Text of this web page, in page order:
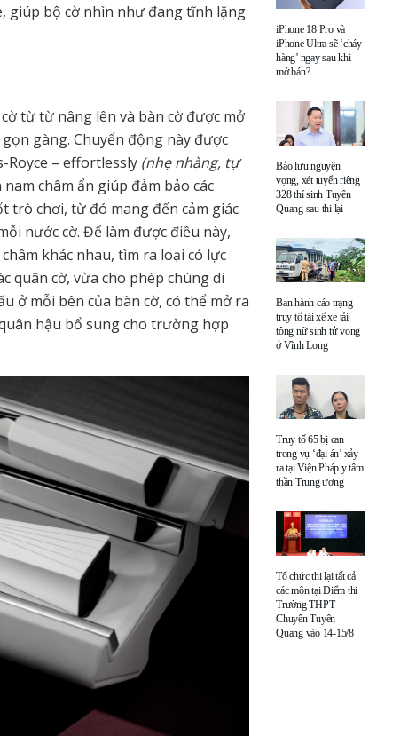
giúp bộ cờ nhìn như đang tĩnh lặng
từ từ nâng lên và bàn cờ được mở
gàng. Chuyển động này được
Royce – effortlessly (nhẹ nhàng, tự
châm ẩn giúp đảm bảo các
trò chơi, từ đó mang đến cảm giác
nước cờ. Để làm được điều này,
khác nhau, tìm ra loại có lực
quân cờ, vừa cho phép chúng di
ở mỗi bên của bàn cờ, có thể mở ra
hậu bổ sung cho trường hợp
iPhone 18 Pro và
iPhone Ultra sẽ ‘cháy
hàng’ ngay sau khi
mở bán?
Bảo lưu nguyện
vọng, xét tuyển riêng
328 thí sinh Tuyên
Quang sau thi lại
Ban hành cáo trạng
truy tố tài xế xe tải
tông nữ sinh tử vong
ở Vĩnh Long
Truy tố 65 bị can
trong vụ ‘đại án’ xảy
ra tại Viện Pháp y tâm
thần Trung ương
Tổ chức thi lại tất cả
các môn tại Điểm thi
Trường THPT
Chuyên Tuyên
Quang vào 14-15/8